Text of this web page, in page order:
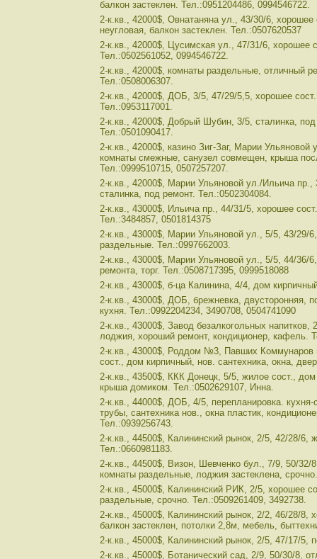
балкон застеклен. Тел.:0951204486, 0994546722.
2-к.кв., 42000$, Овнатаняна ул., 43/30/6,
неугловая, балкон застеклен. Тел.:0507620537
2-к.кв., 42000$, Цусимская ул., 47/31/6, хорошее
Тел.:0502561052, 0994546722.
2-к.кв., 42000$, комнаты раздельные, отличный
Тел.:0508006307.
2-к.кв., 42000$, ДОБ, 3/5, 47/29/5,5, хорошее
Тел.:0953117001.
2-к.кв., 42000$, Добрый Шубин, 3/5, сталинка,
Тел.:0501090417.
2-к.кв., 42000$, казино Зиг-Заг, Марии
комнаты смежные, санузел совмещен, крыша
Тел.:0999510715, 0507257207.
2-к.кв., 42000$, Марии Ульяновой ул./Ильича
сталинка, под ремонт. Тел.:0502304084.
2-к.кв., 43000$, Ильича пр., 44/31/5, хорошее
Тел.:3484857, 0501814375
2-к.кв., 43000$, Марии Ульяновой ул., 5/5, 43/29/
раздельные. Тел.:0997662003.
2-к.кв., 43000$, Марии Ульяновой ул., 5/5, 44/36/6,
ремонта, торг. Тел.:0508717395, 0999518088
2-к.кв., 43000$, б-ца Калинина, 4/4, дом
2-к.кв., 43000$, ДОБ, брежневка, двусторонняя,
кухня. Тел.:0992204234, 3490708, 0504741090
2-к.кв., 43000$, Завод безалкогольных напитков,
лоджия, хороший ремонт, кондиционер, кафель.
2-к.кв., 43000$, Роддом №3, Павших Коммунаров
сост., дом кирпичный, нов. сантехника, окна,
2-к.кв., 43500$, ККК Донецк, 5/5, жилое сост., дом
крыша домиком. Тел.:0502629107, Инна.
2-к.кв., 44000$, ДОБ, 4/5, перепланировка. кухня-
трубы, сантехника нов., окна пластик,
Тел.:0939256743.
2-к.кв., 44500$, Калининский рынок, 2/5, 42/28/6,
Тел.:0660981183.
2-к.кв., 44500$, Визон, Шевченко бул., 7/9, 50/32/
комнаты раздельные, лоджия застеклена,
2-к.кв., 45000$, Калининский РИК, 2/5, хорошее
раздельные, срочно. Тел.:0509261409, 3492738.
2-к.кв., 45000$, Калининский рынок, 2/2, 46/28/8,
балкон застеклен, потолки 2,8м, мебель,
2-к.кв., 45000$, Калининский рынок, 2/5, 47/17/5,
2-к.кв., 45000$, Ботанический сад, 2/9, 50/30/8,